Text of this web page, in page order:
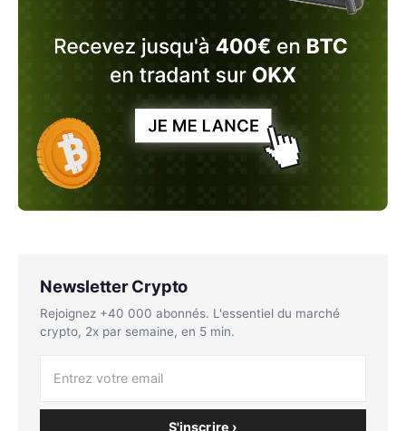
Newsletter Crypto
Rejoignez +40 000 abonnés. L'essentiel du marché
crypto, 2x par semaine, en 5 min.
S'inscrire ›